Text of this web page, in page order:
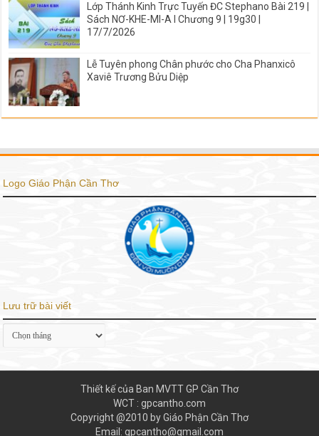
Lớp Thánh Kinh Trực Tuyến ĐC Stephano Bài 219 |
Sách NƠ-KHE-MI-A I Chương 9 | 19g30 |
17/7/2026
Lễ Tuyên phong Chân phước cho Cha Phanxicô
Xaviê Trương Bửu Diệp
Logo Giáo Phận Cần Thơ
Lưu trữ bài viết
Lưu
trữ
Thiết kế của Ban MVTT GP Cần Thơ
WCT : gpcantho.com
Copyright @2010 by Giáo Phận Cần Thơ
Email: gpcantho@gmail.com